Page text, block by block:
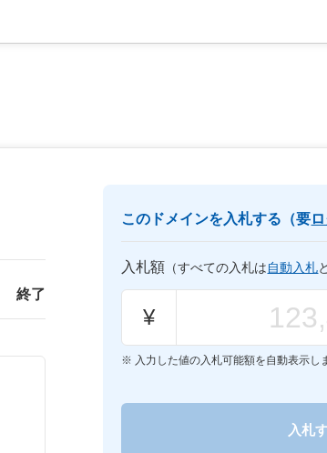
終了
このドメインを入札する（要
入札額 （すべての入札は自動入札
¥
入力した値の入札可能額を自動表示し